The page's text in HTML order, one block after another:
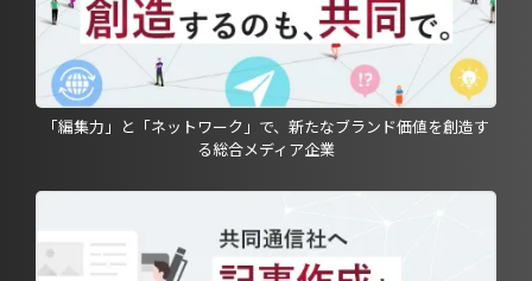
「編集力」と「ネットワーク」で、新たなブランド価値を創造す
る総合メディア企業